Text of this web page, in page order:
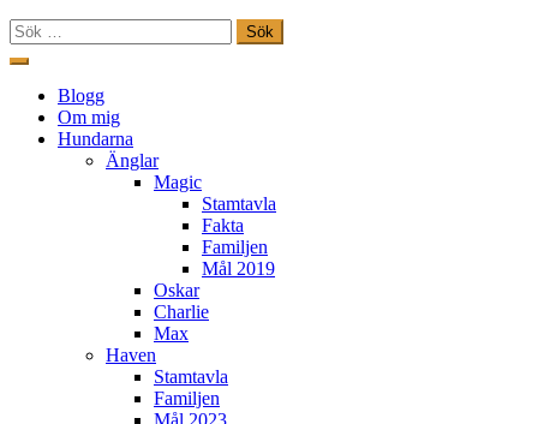
Sök
efter:
Hoppa
innehåll
Freestylehundar.se
Blogg
Om mig
Hundarna
Änglar
Magic
Stamtavla
Fakta
Familjen
Mål 2019
Oskar
Charlie
Max
Haven
Stamtavla
Familjen
Mål 2023